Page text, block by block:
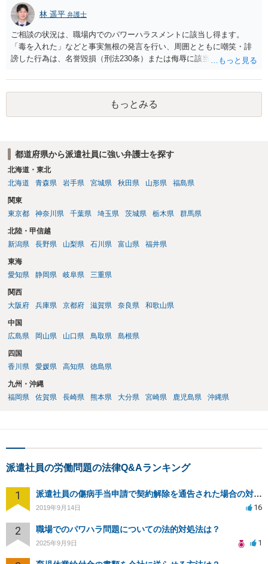
られます。 取消が認められれば、ご相談者の退職合意が初めからなか
ったことになりますので、退職日以降も派遣元の社員という扱いにな
り、退職金が支給される段階で退職届を出すと、退職金を請求できる
という流れになります。 また上記取消のみならず、すくなくとも上記
やりとりは労使契約の信義則に著しく反する行為であると思われます
ので、証拠を備えて労働基準監督署に申告するとともに、提訴の際
は、信義則に基づく退職合意の無効も併せ主張することも考えられま
す。
林 遥平 弁護士
ご相談の状況は、職場内でのパワーハラスメントに該当し得ます。
「毒を入れた」などと事実無根の発言を行い、周囲とともに嘲笑・誹
謗した行為は、名誉毀損（刑法230条）または侮辱に該当する可能性が
ます。 以下、法的評価と今後の対応の流れを整理します。 １ 法的に
どう評価されるか （１）名誉毀損・侮辱に該当し得る 「毒を入れた」
「殺人未遂じゃないか」など、犯罪者であるかのように扱う発言は、
事実無根であれば、社会的評価を著しく下げる行為として 名誉毀損
法性は高いと考えられます。 （２）パワハラ（労働安全衛生法）に該
当しうる 精神的攻撃（侮辱、人格否定）、集団での嘲笑・言動弱い立
場の派遣社員に対し継続的に行われていることから、「パワーハラス
流れ （１）証拠の確保 次のような証拠をできる範囲で確保してくださ
い。 ・当時の会話の録音 ・メール・チャットの履歴 ・被害状況を日
付入りで記録したメモ ・派遣元に相談した記録（メールなど） 証拠が
の担当者へ正式に再度申し入れる 一時的に改善しても再発している以
上、職場変更（配置転換）問題職員との接触回避を強く求めることを
推奨します。派遣元には「安全配慮義務」があるため、放置は許され
す。 ①刑事告訴（名誉毀損・侮辱） 証拠があれば警察へ相談できま
す。 ②民事の損害賠償請求 精神的苦痛に対する慰謝料を請求できま
す。 ③労災申請（うつ症状などが生じた場合） 医師の診断書があれば
労災申請が可能です。
もっとみる
都道府県から派遣社員に強い弁護士を探す
北海道・東北
北海道
青森県 岩手県 宮城県 秋田県 山形県 福島県
関東
東京都
神奈川県 千葉県 埼玉県 茨城県 栃木県 群馬県
北陸・甲信越
新潟県
長野県 山梨県 石川県 富山県 福井県
東海
愛知県
静岡県 岐阜県 三重県
関西
大阪府
兵庫県 京都府 滋賀県 奈良県 和歌山県
中国
広島県
岡山県 山口県 鳥取県 島根県
四国
香川県
愛媛県 高知県 徳島県
九州・沖縄
福岡県
佐賀県 長崎県 熊本県 大分県 宮崎県 鹿児島県 沖縄県
派遣社員の労働問題の法律Q&Aランキング
1 派遣社員の傷病手当申請で契約解除を通告された場合の対応策
2019年9月14日 16
2 職場でのパワハラ問題についての法的対処法は？
2025年9月9日 1